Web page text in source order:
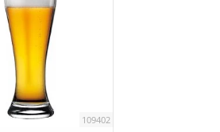
109402